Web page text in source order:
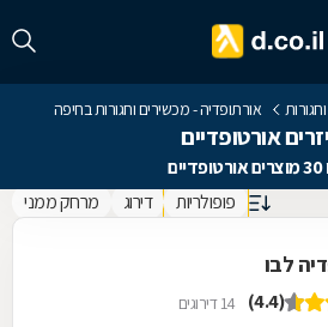
אורתופדיה - מכשירים וחגורות בחיפה
אורטופדיים
פופולריות דירוג מרחק ממני
לבו
(4.4) 14 דירוגים